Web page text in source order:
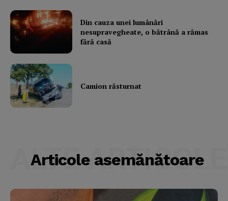
Din cauza unei lumânări
nesupravegheate, o bătrână a rămas
fără casă
Camion răsturnat
Articole asemănătoare
ALTE ARTICOLE